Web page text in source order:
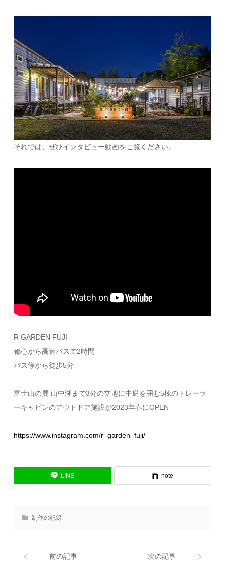
それでは、ぜひインタビュー動画をご覧ください。
R GARDEN FUJI
都心から高速バスで2時間
バス停から徒歩5分
富士山の麓 山中湖まで3分の立地に中庭を囲む5棟のトレーラ
ーキャビンのアウトドア施設が2023年春にOPEN
https://www.instagram.com/r_garden_fuji/
LINE note
制作の記録
前の記事 次の記事